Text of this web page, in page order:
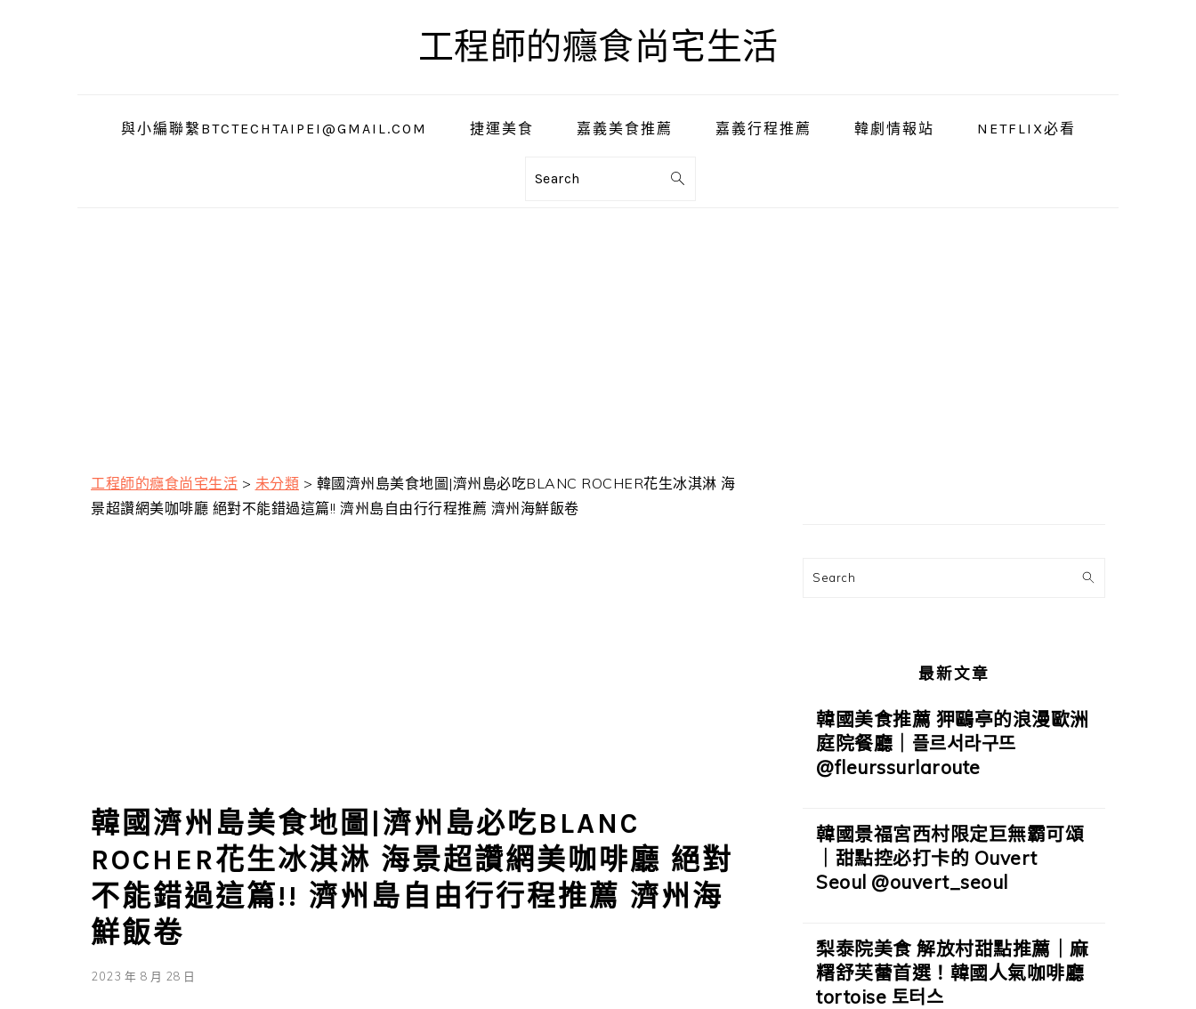
工程師的癮食尚宅生活
與小編聯繫BTCTECHTAIPEI@GMAIL.COM 捷運美食 嘉義美食推薦 嘉義行程推薦 韓劇情報站 NETFLIX必看
Search
工程師的癮食尚宅生活 > 未分類 > 韓國濟州島美食地圖|濟州島必吃BLANC ROCHER花生冰淇淋 海
景超讚網美咖啡廳 絕對不能錯過這篇!! 濟州島自由行行程推薦 濟州海鮮飯卷
韓國濟州島美食地圖|濟州島必吃BLANC
ROCHER花生冰淇淋 海景超讚網美咖啡廳 絕對
不能錯過這篇!! 濟州島自由行行程推薦 濟州海
鮮飯卷
2023 年 8 月 28 日
欄
Search
最新文章
韓國美食推薦 狎鷗亭的浪漫歐洲
庭院餐廳｜플르서라구뜨
@fleurssurlaroute
韓國景福宮西村限定巨無霸可頌
｜甜點控必打卡的 Ouvert
Seoul @ouvert_seoul
梨泰院美食 解放村甜點推薦｜麻
糬舒芙蕾首選！韓國人氣咖啡廳
tortoise 토터스